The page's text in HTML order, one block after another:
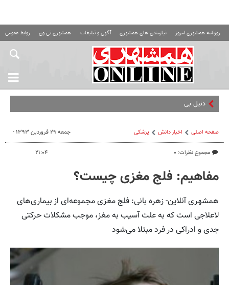
روزنامه همشهری امروز نیازمندی های همشهری آگهی و تبلیغات همشهری تی وی روابط عمومی
دنیل بی خیال پرسپولیس ن
صفحه اصلی اخبار دانش پزشکی
مجموع نظرات: ۰
جمعه ۲۹ فروردین ۱۳۹۳ -
۲۱:۰۴
مفاهیم: فلج مغزی چیست؟
همشهری آنلاین- زهره بانی: فلج مغزی مجموعه‌ای از بیماری‌های
لاعلاجی است که به علت آسیب به مغز، موجب مشکلات حرکتی
جدی و ادراکی در فرد مبتلا می‌شود